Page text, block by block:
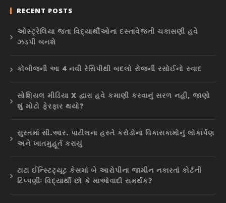
RECENT POSTS
ઓસ્ટ્રેલિયા જતા વિદ્યાર્થીઓના દસ્તાવેજની ચકાસણી હવે
ઝડપી બનશે
કોબીજની આ 4 નવી રેસિપીથી બદલો રોજની રસોઈનો સ્વાદ
સોશિયલ મીડિયા X દ્વારા હવે કમાણી કરવાનું સરળ નહીં, જાણો
શું મોટો ફેરફાર થયો?
સુરતમાં સી.આર. પાટીલના હસ્તે કરોડોના વિકાસકામોનું લોકાર્પણ
અને ખાતમુહૂર્ત કરાયું
ટાટા ઈન્સ્ટિટ્યૂટ કેસમાં બે આરોપીના જામીન નકારતાં કોર્ટની
ટિપ્પણીઃ વિદ્યાર્થી છો કે માઓવાદી સમર્થક?